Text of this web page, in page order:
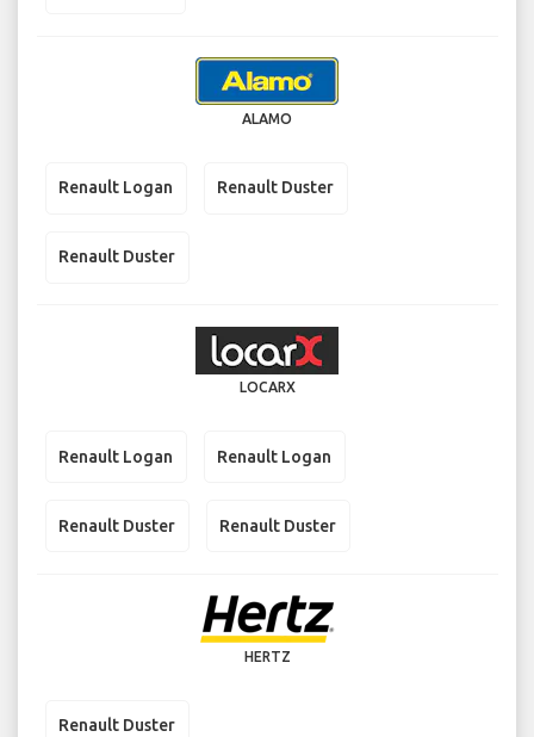
ALAMO
Renault Logan Renault Duster
Renault Duster
LOCARX
Renault Logan Renault Logan
Renault Duster Renault Duster
HERTZ
Renault Duster